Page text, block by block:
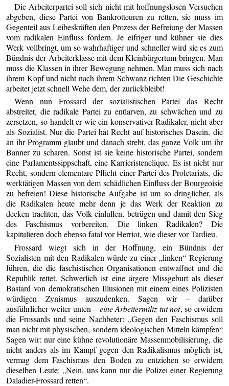
Die Arbeiterpartei soll sich nicht mit hoffnungslosen Versuchen
abgeben, diese Partei von Bankrotteuren zu retten, sie muss im
Gegenteil aus Leibeskräften den Prozess der Befreiung der Massen
vom radikalen Einfluss fördern. Je eifriger und kühner sie dies
Werk vollbringt, um so wahrhaftiger und schneller wird sie es zum
Bündnis der Arbeiterklasse mit dem Kleinbürgertum bringen. Man
muss die Klassen in ihrer Bewegung nehmen. Man muss sich nach
ihrem Kopf und nicht nach ihrem Schwanz richten Die Geschichte
arbeitet jetzt schnell Wehe dem, der zurückbleibt!
Wenn nun Frossard der sozialistischen Partei das Recht
abstreitet, die radikale Partei zu entlarven, zu schwächen und zu
zersetzen, so handelt er wie ein konservativer Radikaler, nicht aber
als Sozialist. Nur die Partei hat Recht auf historisches Dasein, die
an ihr Programm glaubt und danach strebt, das ganze Volk um ihr
Banner zu scharen. Sonst ist sie keine historische Partei, sondern
eine Parlamentssippschaft, eine Karrieristenclique. Es ist nicht nur
Recht, sondern elementare Pflicht einer Partei des Proletariats, die
werktätigen Massen von dem schädlichen Einfluss der Bourgeoisie
zu befreien! Diese historische Aufgabe ist um so dringlicher, als
die Radikalen heute mehr denn je das Werk der Reaktion zu
decken trachten, das Volk einlullen, betrügen und damit den Sieg
des Faschismus vorbereiten. Die linken Radikalen? Die
kapitulieren doch ebenso fatal vor Herriot, wie dieser vor Tardieu.
Frossard wiegt sich in der Hoffnung, ein Bündnis der
Sozialisten mit den Radikalen würde zu einer „linken“ Regierung
führen, die die faschistischen Organisationen entwaffnet und die
Republik rettet. Schwerlich ist eine ärgere Missgeburt als dieser
Bastard von demokratischen Illusionen mit einem eines Polizisten
würdigen Zynismus auszudenken. Sagen wir – darüber
ausführlicher weiter unten – eine Arbeitermiliz tut not, so erwidern
die Frossards und seine Nachbeter: „Gegen den Faschismus soll
man nicht mit physischen, sondern ideologischen Mitteln kämpfen“
Sagen wir: nur eine kühne revolutionäre Massenmobilisierung, die
nicht anders als im Kampf gegen den Radikalismus möglich ist,
vermag dem Faschismus den Boden zu entziehen so erwidern
dieselben Leute: „Nein, uns kann nur die Polizei einer Regierung
Daladier-Frossard retten“.